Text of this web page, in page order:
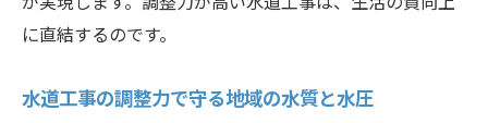
に直結するのです。
水道工事の調整力で守る地域の水質と水圧